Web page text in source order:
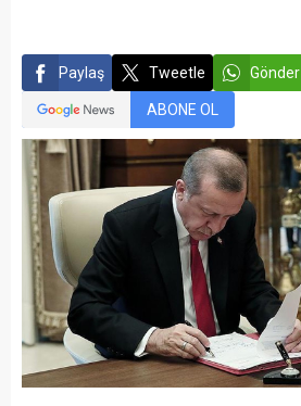
Paylaş Tweetle Gönder
ABONE OL